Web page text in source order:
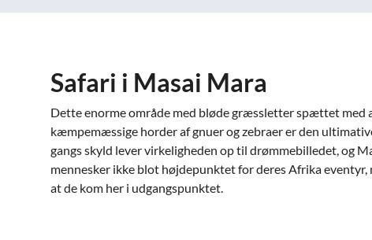
Safari i Masai Mara
Dette enorme område med bløde græssletter spættet med
kæmpemæssige horder af gnuer og zebraer er den
gangs skyld lever virkeligheden op til drømmebilledet, og
mennesker ikke blot højdepunktet for deres Afrika eventyr,
at de kom her i udgangspunktet.